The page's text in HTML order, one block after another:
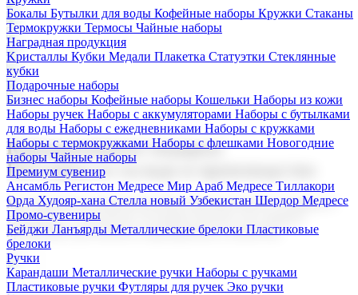
Бокалы Бутылки для воды Кофейные наборы Кружки Стаканы
Термокружки Термосы Чайные наборы
Наградная продукция
Kристаллы Кубки Медали Плакетка Статуэтки Стеклянные
кубки
Подарочные наборы
Бизнес наборы Кофейные наборы Кошельки Наборы из кожи
Наборы ручек Наборы с аккумуляторами Наборы с бутылками
для воды Наборы с ежедневниками Наборы с кружками
Наборы с термокружками Наборы с флешками Новогодние
наборы Чайные наборы
Премиум сувенир
Ансамбль Регистон Медресе Мир Араб Медресе Тиллакори
Орда Худояр-хана Стелла новый Узбекистан Шердор Медресе
Промо-сувениры
Бейджи Ланъярды Металлические брелоки Пластиковые
брелоки
Ручки
Карандаши Металлические ручки Наборы с ручками
Пластиковые ручки Футляры для ручек Эко ручки
Корпоративные подарки
Поставка со склада и производство
Мы предлагаем широкий выбор корпоративных подарков и
сувениров с логотипом. В нашем каталоге вы найдете
продукцию для бизнеса, мероприятия и клиентов.